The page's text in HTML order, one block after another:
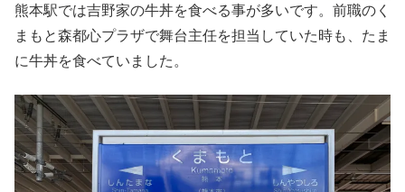
熊本駅では吉野家の牛丼を食べる事が多いです。前職のく
まもと森都心プラザで舞台主任を担当していた時も、たま
に牛丼を食べていました。